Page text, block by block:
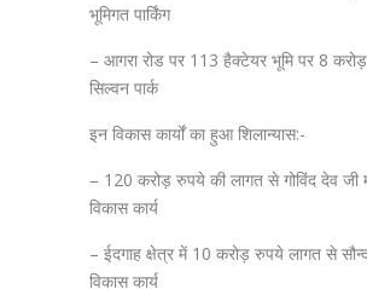
भूमिगत पार्किंग
– आगरा रोड पर 113 हैक्टेयर भूमि पर 8
सिल्वन पार्क
इन विकास कार्यों का हुआ शिलान्यास:-
– 120 करोड़ रुपये की लागत से गोविंद देव जी
विकास कार्य
– ईदगाह क्षेत्र में 10 करोड़ रुपये लागत से
विकास कार्य